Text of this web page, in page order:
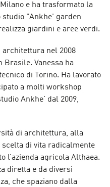
e ha trasformato la
studio "Ankhe' garden
giardini e aree verdi.
architettura nel 2008
Brasile. Vanessa ha
di Torino. Ha lavorato
a molti workshop
Ankhe' dal 2009,
di architettura, alla
scelta di vita radicalmente
l’azienda agricola Althaea.
diretta e da diversi
che spaziano dalla